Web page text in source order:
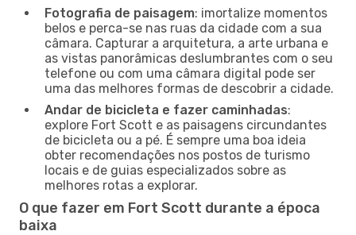
Fotografia de paisagem: imortalize momentos
belos e perca-se nas ruas da cidade com a sua
câmara. Capturar a arquitetura, a arte urbana e
as vistas panorâmicas deslumbrantes com o seu
telefone ou com uma câmara digital pode ser
uma das melhores formas de descobrir a cidade.
Andar de bicicleta e fazer caminhadas:
explore Fort Scott e as paisagens circundantes
de bicicleta ou a pé. É sempre uma boa ideia
obter recomendações nos postos de turismo
locais e de guias especializados sobre as
melhores rotas a explorar.
O que fazer em Fort Scott durante a época
baixa